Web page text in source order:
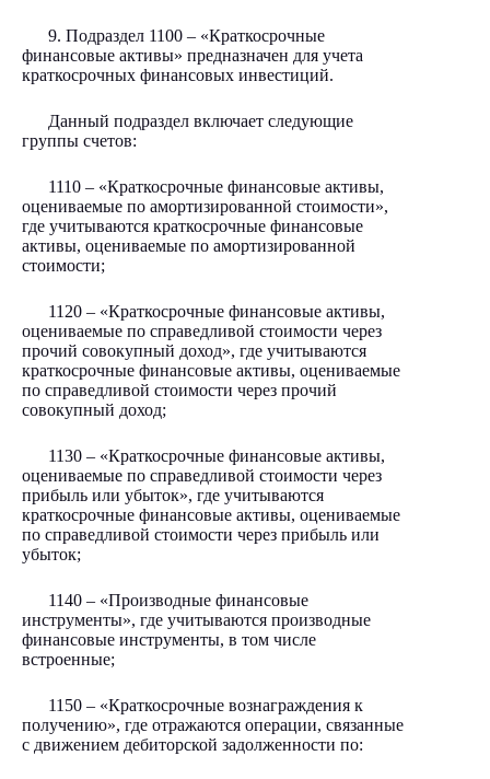
9. Подраздел 1100 – «Краткосрочные
финансовые активы» предназначен для учета
краткосрочных финансовых инвестиций.
Данный подраздел включает следующие
группы счетов:
1110 – «Краткосрочные финансовые активы,
оцениваемые по амортизированной стоимости»,
где учитываются краткосрочные финансовые
активы, оцениваемые по амортизированной
стоимости;
1120 – «Краткосрочные финансовые активы,
оцениваемые по справедливой стоимости через
прочий совокупный доход», где учитываются
краткосрочные финансовые активы, оцениваемые
по справедливой стоимости через прочий
совокупный доход;
1130 – «Краткосрочные финансовые активы,
оцениваемые по справедливой стоимости через
прибыль или убыток», где учитываются
краткосрочные финансовые активы, оцениваемые
по справедливой стоимости через прибыль или
убыток;
1140 – «Производные финансовые
инструменты», где учитываются производные
финансовые инструменты, в том числе
встроенные;
1150 – «Краткосрочные вознаграждения к
получению», где отражаются операции, связанные
с движением дебиторской задолженности по: